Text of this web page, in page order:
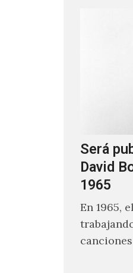
Será
David
1965
En 1965,